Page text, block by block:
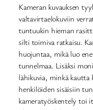
Kameran kuvauksen
valtavirtaelokuviin
tuntuukin hieman
silti toimiva ratkaisu.
huojuntaa, mikä luo
tunnelmaa. Lisäksi
lähikuvia, minkä kautta
henkilöiden sisäisiin
kameratyöskentely toi